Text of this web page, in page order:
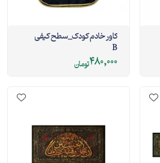
کاور خادم کودک_سطح کیفی
B
480,000تومان